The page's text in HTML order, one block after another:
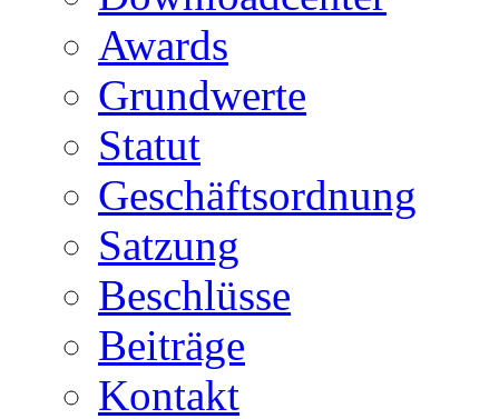
Awards
Grundwerte
Statut
Geschäftsordnung
Satzung
Beschlüsse
Beiträge
Kontakt